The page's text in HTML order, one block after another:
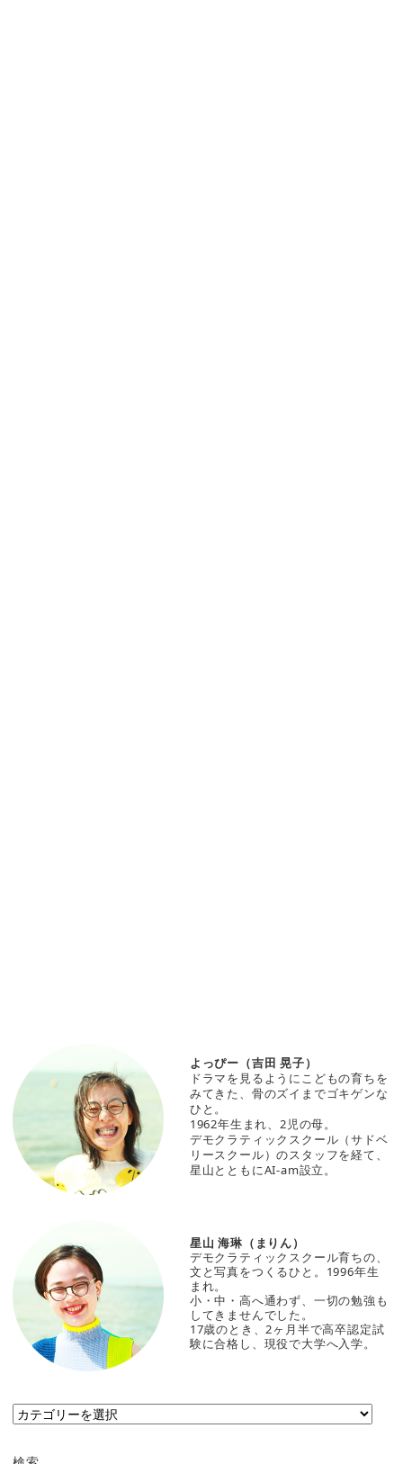
よっぴー（吉田 晃子）
ドラマを見るようにこどもの育ちを
みてきた、骨のズイまでゴキゲンな
ひと。
1962年生まれ、2児の母。
デモクラティックスクール（サドベ
リースクール）のスタッフを経て、
星山とともにAI-am設立。
星山 海琳（まりん）
デモクラティックスクール育ちの、
文と写真をつくるひと。1996年生
まれ。
小・中・高へ通わず、一切の勉強も
してきませんでした。
17歳のとき、2ヶ月半で高卒認定試
験に合格し、現役で大学へ入学。
カ
テ